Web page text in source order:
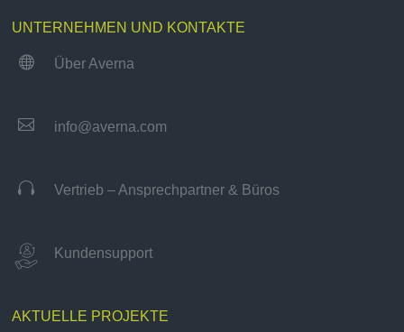
UNTERNEHMEN UND KONTAKTE
 Über Averna
 info@averna.com
 Vertrieb – Ansprechpartner & Büros
Kundensupport
AKTUELLE PROJEKTE